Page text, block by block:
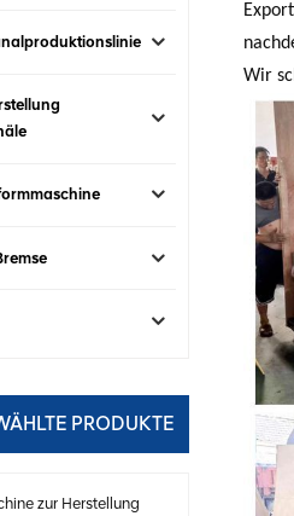
Wir
PRODUKTE
zur Herstellung